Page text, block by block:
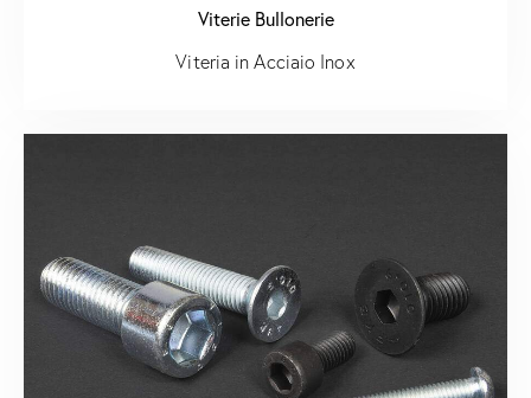
Viterie Bullonerie
Viteria in Acciaio Inox